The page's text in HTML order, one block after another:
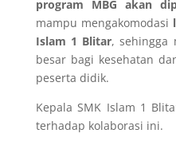
program MBG akan
mampu mengakomodasi
Islam 1 Blitar, sehingga
besar bagi kesehatan
peserta didik.
Kepala SMK Islam 1
terhadap kolaborasi ini.